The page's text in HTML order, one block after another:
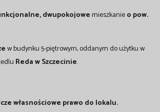
dwupokojowemieszkanieo pow.
w budynku 5-piętrowym, oddanym do użytku w
Reda w Szczecinie.
własnościowe prawo do lokalu.